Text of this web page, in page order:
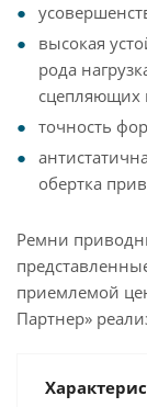
высокая
рода
сцепляющих
точность
обертка
Ремни
приемлемой
Партнер»